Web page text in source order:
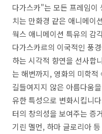
다가스카"는 모든 프레임이
치는 만화경 같은 애니메이
웍스 애니메이션 특유의 감
다가스카르의 이국적인 풍
하는 시각적 향연을 선사합
는 해변까지, 영화의 미학적
길들여지지 않은 아름다움
유한 특성으로 변화시킵니
터의 창의성을 보여주는 증
기린 멜먼, 하마 글로리아